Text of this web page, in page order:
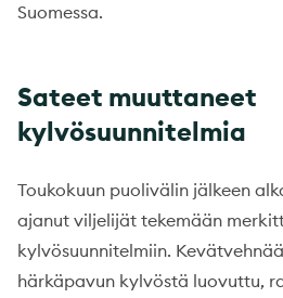
Suomessa.
Sateet muuttaneet
kylvösuunnitelmia
Toukokuun puolivälin jälkeen
ajanut viljelijät tekemään
kylvösuunnitelmiin.
härkäpavun kylvöstä luovuttu,